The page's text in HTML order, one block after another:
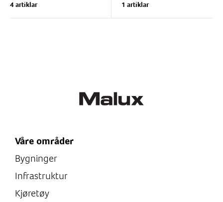
Selvklebende plast eller
4 artiklar 1 artiklar
Våre områder
Bygninger
Infrastruktur
Kjøretøy